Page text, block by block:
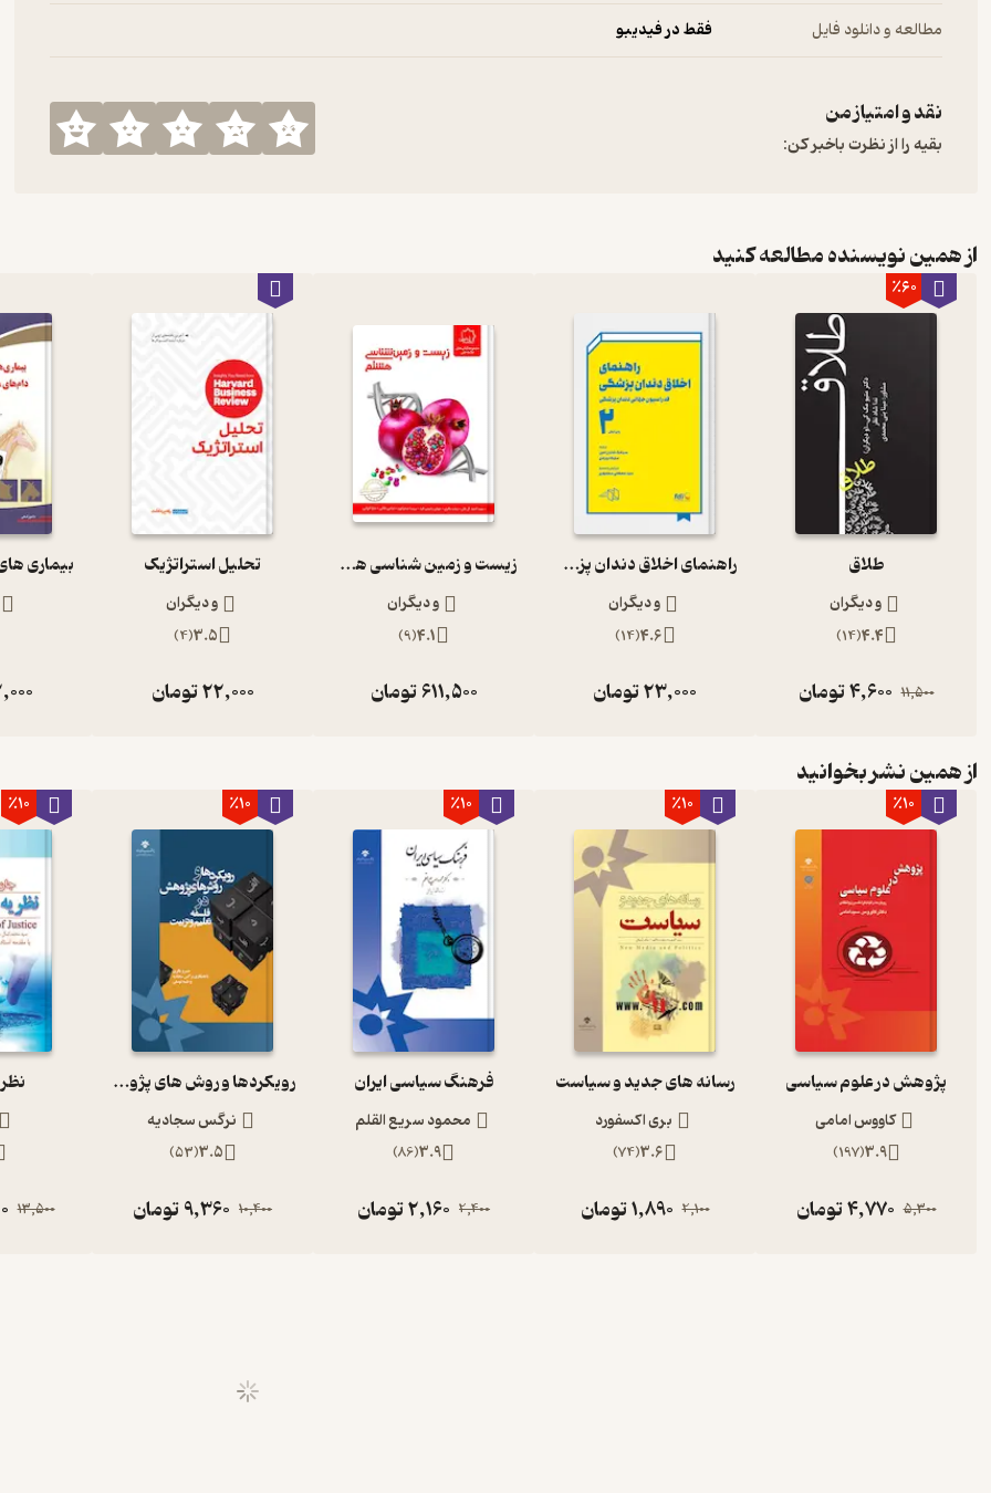
مطالعه و دانلود فایل فقط در فیدیبو
نقد و امتیاز من
بقیه را از نظرت باخبر کن:
از همین نویسنده مطالعه کنید
٪60
طلاق
و دیگران
4.4
(
14
)
11,500
4,600تومان
راهنمای اخلاق دندان پزشکی
و دیگران
4.6
(
14
)
23,000تومان
زیست و زمین شناسی هشتم
و دیگران
4.1
(
9
)
611,500تومان
تحلیل استراتژیک
و دیگران
3.5
(
4
)
22,000تومان
از همین نشر بخوانید
٪10
پژوهش در علوم سیاسی
کاووس امامی
3.9
(
197
)
5,300
4,770تومان
٪10
رسانه های جدید و سیاست
بری اکسفورد
3.6
(
74
)
2,100
1,890تومان
٪10
فرهنگ سیاسی ایران
محمود سریع القلم
3.9
(
86
)
2,400
2,160تومان
٪10
رویکردها و روش های پژوهش در فلسفه تعلیم و تربیت
نرگس سجادیه
3.5
(
53
)
10,400
9,360تومان
٪10
13,500